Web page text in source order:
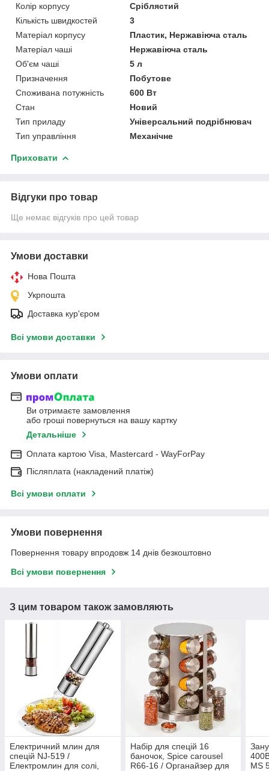
Колір корпусу
Сріблястий
Кількість швидкостей
3
Матеріал корпусу
Пластик, Нержавіюча сталь
Матеріал чаші
Нержавіюча сталь
Об'єм чаші
5 л
Призначення
Побутове
Споживана потужність
600 Вт
Стан
Новий
Тип приладу
Універсальний подрібнювач
Тип управління
Механічне
Приховати
Відгуки про товар
Ще немає відгуків про цей товар
Умови доставки
Нова Пошта
Укрпошта
Доставка кур'єром
Всі умови доставки
Умови оплати
Ви отримаєте замовлення
або гроші повернуться на вашу картку
Детальніше
Оплата картою Visa, Mastercard - WayForPay
Післяплата (накладений платіж)
Всі умови оплати
Умови повернення
Повернення товару впродовж 14 днів безкоштовно
Всі умови повернення
З цим товаром також замовляють
Електричний млин для
спецій NJ-519 /
Електромлин для солі,
Набір для спецій 16
баночок, Spice carousel
R66-16 / Органайзер для
MS